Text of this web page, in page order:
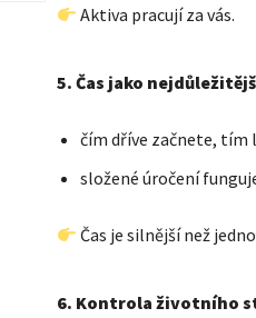
Aktiva pracují za vás.
5. Čas jako
čím dříve začnete, tím
složené úročení
Čas je silnější než
6. Kontrola životního